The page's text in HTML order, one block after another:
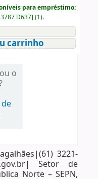
para empréstimo:
D637] (1).
carrinho
o
3221-
Setor de
Norte – SEPN,